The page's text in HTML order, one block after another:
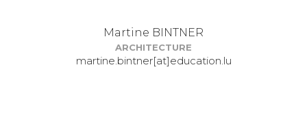
Martine BINTNER
ARCHITECTURE
martine.bintner[at]education.lu